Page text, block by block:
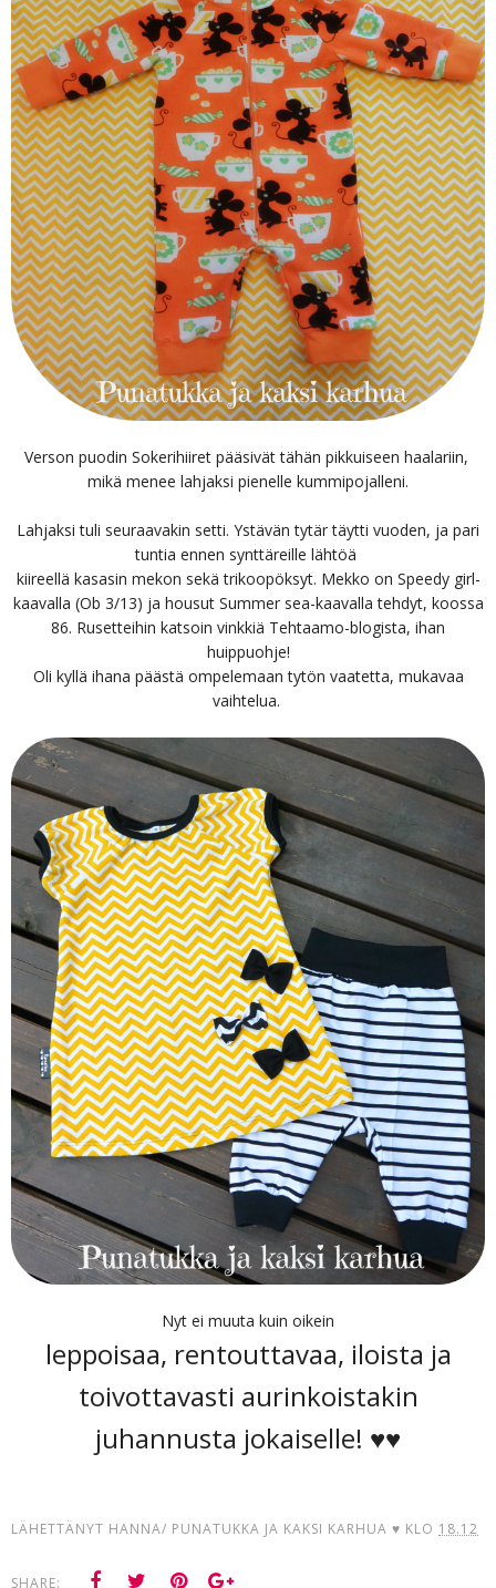
Verson puodin Sokerihiiret pääsivät tähän pikkuiseen haalariin,
mikä menee lahjaksi pienelle kummipojalleni.
Lahjaksi tuli seuraavakin setti. Ystävän tytär täytti vuoden, ja pari
tuntia ennen synttäreille lähtöä
kiireellä kasasin mekon sekä trikoopöksyt. Mekko on Speedy girl-
kaavalla (Ob 3/13) ja housut Summer sea-kaavalla tehdyt, koossa
86. Rusetteihin katsoin vinkkiä Tehtaamo-blogista, ihan
huippuohje!
Oli kyllä ihana päästä ompelemaan tytön vaatetta, mukavaa
vaihtelua.
Nyt ei muuta kuin oikein
leppoisaa, rentouttavaa, iloista ja
toivottavasti aurinkoistakin
juhannusta jokaiselle! ♥♥
LÄHETTÄNYT HANNA/ PUNATUKKA JA KAKSI KARHUA ♥ KLO 18.12
SHARE: